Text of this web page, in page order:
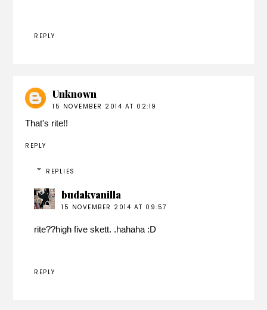
REPLY
Unknown
15 NOVEMBER 2014 AT 02:19
That's rite!!
REPLY
REPLIES
budakvanilla
15 NOVEMBER 2014 AT 09:57
rite??high five skett. .hahaha :D
REPLY